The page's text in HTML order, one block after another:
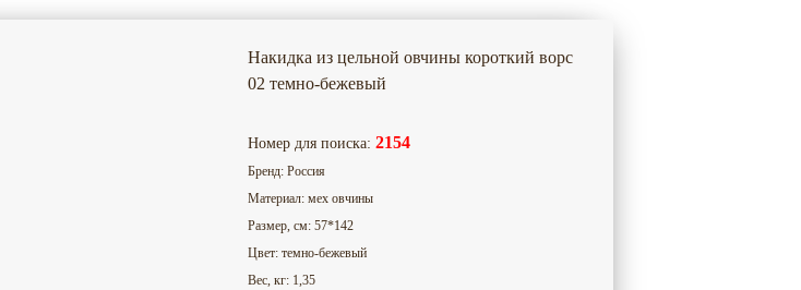
Накидка из цельной овчины короткий ворс
02 темно-бежевый
Номер для поиска: 2154
Бренд: Россия
Материал: мех овчины
Размер, см: 57*142
Цвет: темно-бежевый
Вес, кг: 1,35